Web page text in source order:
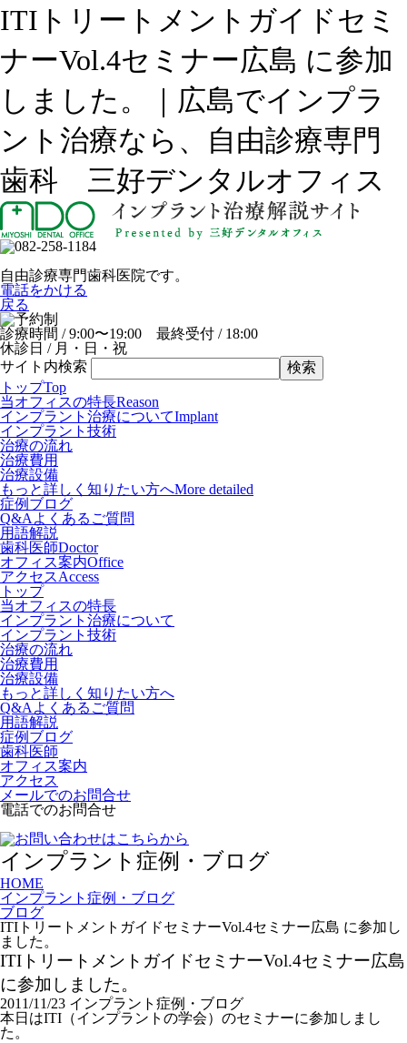
ITIトリートメントガイドセミ
ナーVol.4セミナー広島 に参加
しました。｜広島でインプラ
ント治療なら、自由診療専門
歯科 三好デンタルオフィス
自由診療専門歯科医院です。
電話をかける
戻る
診療時間 / 9:00〜19:00 最終受付 / 18:00
休診日 / 月・日・祝
サイト内検索
トップTop
当オフィスの特長Reason
インプラント治療についてImplant
インプラント技術
治療の流れ
治療費用
治療設備
もっと詳しく知りたい方へMore detailed
症例ブログ
Q&Aよくあるご質問
用語解説
歯科医師Doctor
オフィス案内Office
アクセスAccess
トップ
当オフィスの特長
インプラント治療について
インプラント技術
治療の流れ
治療費用
治療設備
もっと詳しく知りたい方へ
Q&Aよくあるご質問
用語解説
症例ブログ
歯科医師
オフィス案内
アクセス
メールでのお問合せ
電話でのお問合せ
インプラント症例・ブログ
HOME
インプラント症例・ブログ
ブログ
ITIトリートメントガイドセミナーVol.4セミナー広島 に参加し
ました。
ITIトリートメントガイドセミナーVol.4セミナー広島
に参加しました。
2011/11/23 インプラント症例・ブログ
本日はITI（インプラントの学会）のセミナーに参加しまし
た。